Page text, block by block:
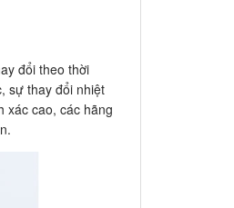
đổi theo thời
sự thay đổi nhiệt
xác cao, các hãng